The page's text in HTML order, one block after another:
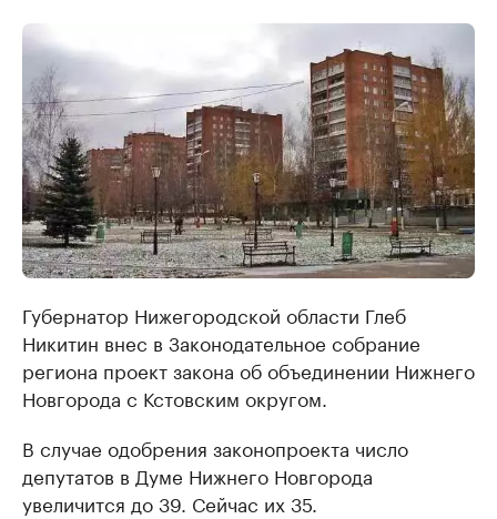
Губернатор Нижегородской области Глеб
Никитин внес в Законодательное собрание
региона проект закона об объединении Нижнего
Новгорода с Кстовским округом.
В случае одобрения законопроекта число
депутатов в Думе Нижнего Новгорода
увеличится до 39. Сейчас их 35.